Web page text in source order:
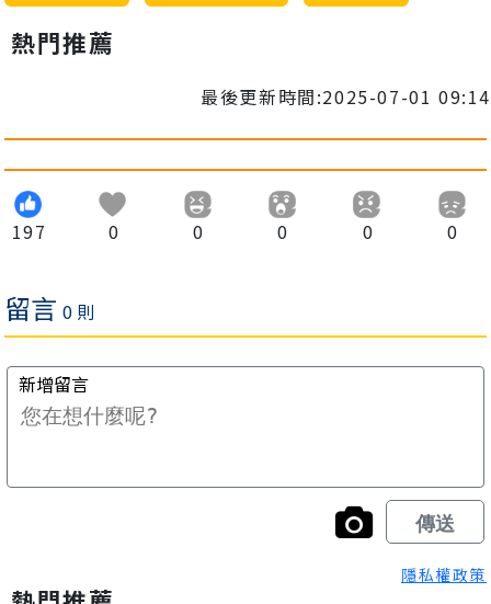
熱門推薦
最後更新時間:2025-07-01 09:14
197 0 0 0 0 0
隱私權政策